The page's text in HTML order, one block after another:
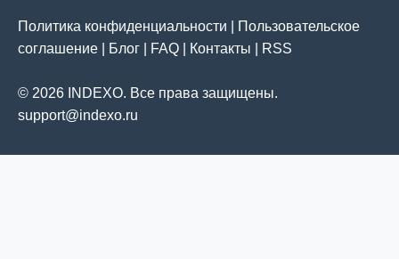
Политика конфиденциальности
Пользовательское
соглашение
Блог FAQ Контакты RSS
© 2026 INDEXO. Все права защищены.
support@indexo.ru